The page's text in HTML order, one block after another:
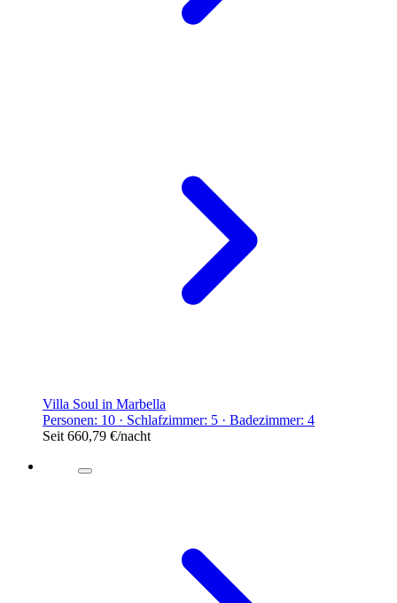
Villa Soul in Marbella
Personen: 10 · Schlafzimmer: 5 · Badezimmer: 4
Seit 660,79 €/nacht